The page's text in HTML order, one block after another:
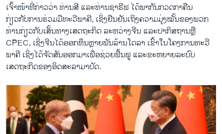
ເຈົ້າໜ້າທີ່ກ່າວວ່າ ທ່ານສີ ແລະທ່ານຊາຣີຟ ໄດ້ພາກັນກວດກາຄືນ
ກ່ຽວກັບການຮ່ວມມືທະວີພາຄີ, ເຊິ່ງຢືນ​ຢັນ​ເຖິງຄວາມມຸ່ງໝັ້ນຂອງພວກ
ທ່ານກ່ຽວກັບເສັ້ນທາງເສດຖະກິດ ລະຫວ່າງຈີນ ແລະປາກິສຖານຫຼື
CPEC, ​ເຊິ່ງຈີນໄດ້ອອກທຶນຫຼາຍພັນລ້ານໂດລາ ເຂົ້າໃນໂຄງການທະວີ
ພາຄີ ເຊິ່ງໄດ້ຈັດສັນອອກມາເພື່ອຊ່ວຍຟື້ນຟູ ແລະຂະຫຍາຍລະບົບ
ເສດຖະກິດຂອງອິດ​ສະ​ລາ​ມາ​ບັດ.